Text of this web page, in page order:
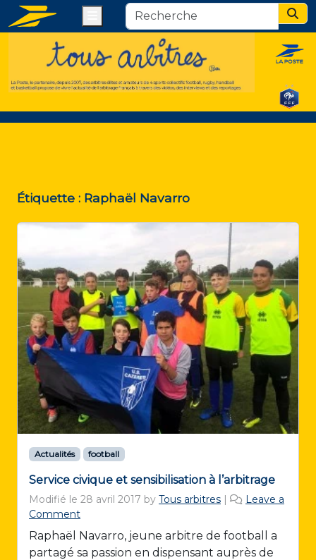
Étiquette : Raphaël Navarro
Actualités football
Service civique et sensibilisation à l’arbitrage
Modifié le 28 avril 2017 by Tous arbitres |
Leave a
Comment
Raphaël Navarro, jeune arbitre de football a
partagé sa passion en dispensant auprès de